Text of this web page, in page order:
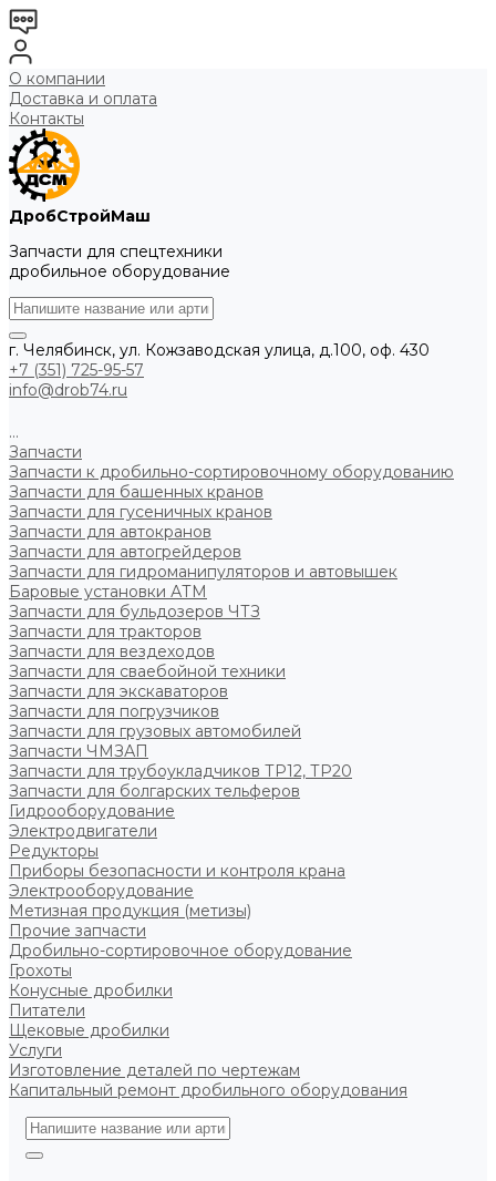
О компании
Доставка и оплата
Контакты
ДробСтройМаш
Запчасти для спецтехники
дробильное оборудование
г. Челябинск, ул. Кожзаводская улица, д.100, оф. 430
+7 (351) 725-95-57
info@drob74.ru
...
Запчасти
Запчасти к дробильно-сортировочному оборудованию
Запчасти для башенных кранов
Запчасти для гусеничных кранов
Запчасти для автокранов
Запчасти для автогрейдеров
Запчасти для гидроманипуляторов и автовышек
Баровые установки АТМ
Запчасти для бульдозеров ЧТЗ
Запчасти для тракторов
Запчасти для вездеходов
Запчасти для сваебойной техники
Запчасти для экскаваторов
Запчасти для погрузчиков
Запчасти для грузовых автомобилей
Запчасти ЧМЗАП
Запчасти для трубоукладчиков ТР12, ТР20
Запчасти для болгарских тельферов
Гидрооборудование
Электродвигатели
Редукторы
Приборы безопасности и контроля крана
Электрооборудование
Метизная продукция (метизы)
Прочие запчасти
Дробильно-сортировочное оборудование
Грохоты
Конусные дробилки
Питатели
Щековые дробилки
Услуги
Изготовление деталей по чертежам
Капитальный ремонт дробильного оборудования